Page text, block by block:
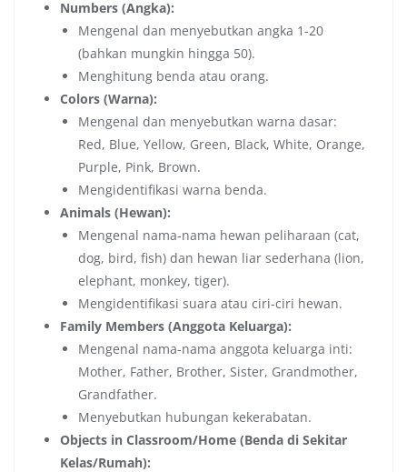
Numbers (Angka):
Mengenal dan menyebutkan angka 1-20
(bahkan mungkin hingga 50).
Menghitung benda atau orang.
Colors (Warna):
Mengenal dan menyebutkan warna dasar:
Red, Blue, Yellow, Green, Black, White, Orange,
Purple, Pink, Brown.
Mengidentifikasi warna benda.
Animals (Hewan):
Mengenal nama-nama hewan peliharaan (cat,
dog, bird, fish) dan hewan liar sederhana (lion,
elephant, monkey, tiger).
Mengidentifikasi suara atau ciri-ciri hewan.
Family Members (Anggota Keluarga):
Mengenal nama-nama anggota keluarga inti:
Mother, Father, Brother, Sister, Grandmother,
Grandfather.
Menyebutkan hubungan kekerabatan.
Objects in Classroom/Home (Benda di Sekitar
Kelas/Rumah):